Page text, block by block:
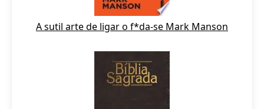
A sutil arte de ligar o f*da-se Mark Manson